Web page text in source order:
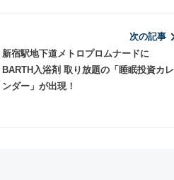
次の記事
新宿駅地下道メトロプロムナードに
BARTH入浴剤 取り放題の「睡眠投資カレ
ンダー」が出現！